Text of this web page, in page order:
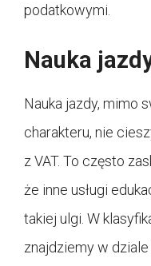
podatkowymi.
Nauka
Nauka jazdy, mimo
charakteru, nie
z VAT. To często
że inne usługi
takiej ulgi. W
znajdziemy w